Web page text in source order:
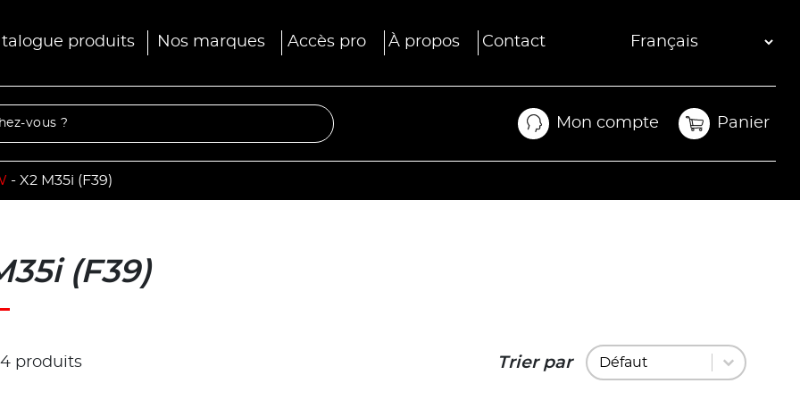
produits Nos marques Accès pro À propos Contact
Mon compte
Mon compte
Panier
Panier
- X2 M35i (F39)
(F39)
4 produits Trier par
Trier par
Trier par
Trier par